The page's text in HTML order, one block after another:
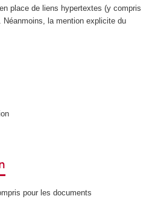
place de liens hypertextes (y compris
la mention explicite du
pour les documents